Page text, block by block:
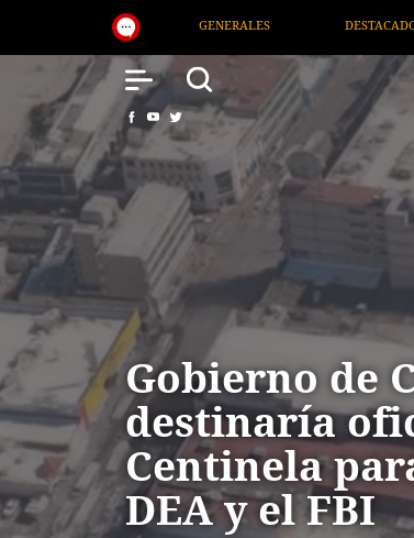
NACIONAL
Gobierno de
destinaría
Centinela
DEA y el FBI